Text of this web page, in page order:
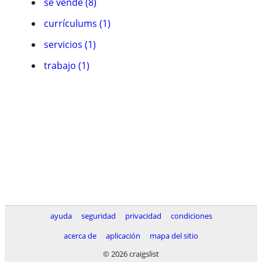
currículums (1)
servicios (1)
trabajo (1)
ayuda seguridad privacidad
condiciones
acerca de
aplicación
mapa del sitio
© 2026 craigslist